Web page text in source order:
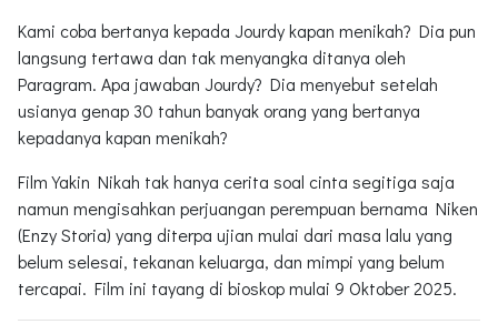
Kami coba bertanya kepada Jourdy kapan menikah? Dia pun
langsung tertawa dan tak menyangka ditanya oleh
Paragram. Apa jawaban Jourdy? Dia menyebut setelah
usianya genap 30 tahun banyak orang yang bertanya
kepadanya kapan menikah?
Film Yakin Nikah tak hanya cerita soal cinta segitiga saja
namun mengisahkan perjuangan perempuan bernama Niken
(Enzy Storia) yang diterpa ujian mulai dari masa lalu yang
belum selesai, tekanan keluarga, dan mimpi yang belum
tercapai. Film ini tayang di bioskop mulai 9 Oktober 2025.